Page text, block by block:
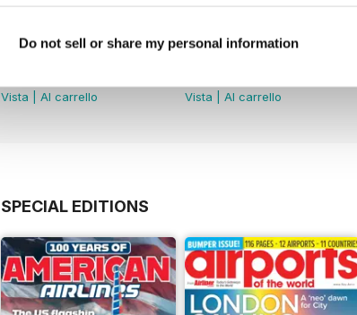
Do not sell or share my personal information
July 2026
Vista
Al carrello
June 2026
Vista
Al carrello
SPECIAL EDITIONS